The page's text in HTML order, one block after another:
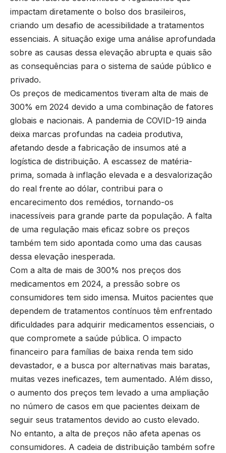
impactam diretamente o bolso dos brasileiros,
criando um desafio de acessibilidade a tratamentos
essenciais. A situação exige uma análise aprofundada
sobre as causas dessa elevação abrupta e quais são
as consequências para o sistema de saúde público e
privado.
Os preços de medicamentos tiveram alta de mais de
300% em 2024 devido a uma combinação de fatores
globais e nacionais. A pandemia de COVID-19 ainda
deixa marcas profundas na cadeia produtiva,
afetando desde a fabricação de insumos até a
logística de distribuição. A escassez de matéria-
prima, somada à inflação elevada e a desvalorização
do real frente ao dólar, contribui para o
encarecimento dos remédios, tornando-os
inacessíveis para grande parte da população. A falta
de uma regulação mais eficaz sobre os preços
também tem sido apontada como uma das causas
dessa elevação inesperada.
Com a alta de mais de 300% nos preços dos
medicamentos em 2024, a pressão sobre os
consumidores tem sido imensa. Muitos pacientes que
dependem de tratamentos contínuos têm enfrentado
dificuldades para adquirir medicamentos essenciais, o
que compromete a saúde pública. O impacto
financeiro para famílias de baixa renda tem sido
devastador, e a busca por alternativas mais baratas,
muitas vezes ineficazes, tem aumentado. Além disso,
o aumento dos preços tem levado a uma ampliação
no número de casos em que pacientes deixam de
seguir seus tratamentos devido ao custo elevado.
No entanto, a alta de preços não afeta apenas os
consumidores. A cadeia de distribuição também sofre